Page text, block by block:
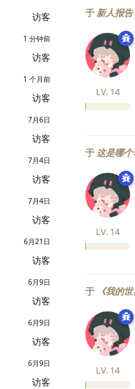
访客
1 分钟前
访客
1 个月前
访客
7月6日
访客
7月4日
访客
7月4日
访客
6月21日
访客
6月9日
访客
6月9日
访客
6月9日
访客
于新人报
LV. 14
于 这是哪
LV. 14
于 《我的
LV. 14